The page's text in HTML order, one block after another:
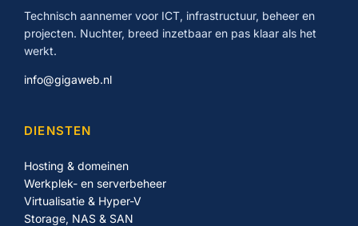
Technisch aannemer voor ICT, infrastructuur, beheer en
projecten. Nuchter, breed inzetbaar en pas klaar als het
werkt.
info@gigaweb.nl
DIENSTEN
Hosting & domeinen
Werkplek- en serverbeheer
Virtualisatie & Hyper-V
Storage, NAS & SAN